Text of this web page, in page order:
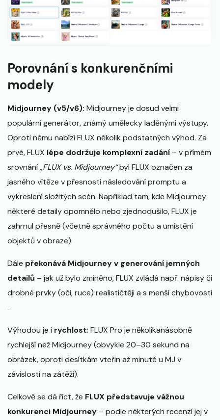
Porovnání s konkurenčními
modely
Midjourney (v5/v6): Midjourney je dosud velmi
populární generátor, známý umělecky laděnými výstupy.
Oproti němu nabízí FLUX několik podstatných výhod. Za
prvé, FLUX lépe dodržuje komplexní zadání – v přímém
srovnání„FLUX vs. Midjourney“byl FLUX označen za
jasného vítěze v přesnosti následování promptu a
vykreslení složitých scén​. Například tam, kde Midjourney
některé detaily opomnělo nebo zjednodušilo, FLUX je
zahrnul přesně (včetně správného počtu a umístění
objektů v obraze)​.
Dále překonává Midjourney v generování jemných
detailů – jak už bylo zmíněno, FLUX zvládá např. nápisy či
drobné prvky (oči, ruce) realističtěji a s menší chybovostí​
.
Výhodou je i rychlost: FLUX Pro je několikanásobně
rychlejší než Midjourney (obvykle 20–30 sekund na
obrázek​, oproti desítkám vteřin až minutě u MJ v
závislosti na zátěži).
Celkově se dá říct, že FLUX představuje vážnou
konkurenci Midjourney – podle některých recenzí jej v